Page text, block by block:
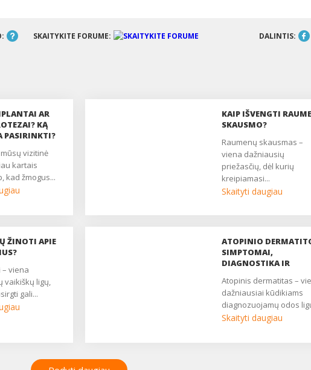
SKAITYKITE FORUME: DALINTIS:
AR
KĄ
PASIRINKTI?
kartais
kad žmogus...
KAIP IŠVENGTI
SKAUSMO?
raumenų skausmas –
viena dažniausių
priežasčių, dėl kurių
kreipiamasi...
Skaityti daugiau
ŽINOTI APIE
vaikiškų ligų,
gali...
ATOPINIO
SIMPTOMAI,
DIAGNOSTIKA IR
atopinis dermatitas – viena
dažniausiai kūdikiams
diagnozuojamų odos
Skaityti daugiau